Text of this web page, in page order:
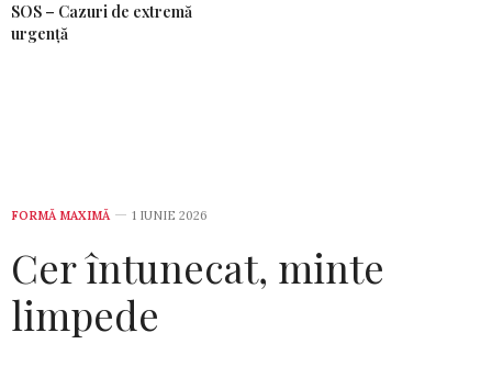
SOS – Cazuri de extremă
urgență
FORMĂ MAXIMĂ 1 IUNIE 2026
Cer întunecat, minte
limpede